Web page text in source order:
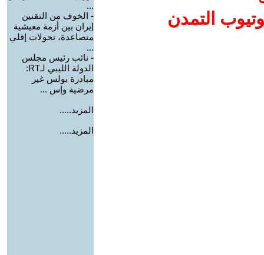
التمدن
...
- الخوف من التقنين
إيران بين أزمة معيشية
متصاعدة، تحولات إقلي
...
- نائب رئيس مجلس
الدولة الليبي لـRT:
مبادرة بولس غير
مرضية وإس ...
المزيد.....
المزيد.....